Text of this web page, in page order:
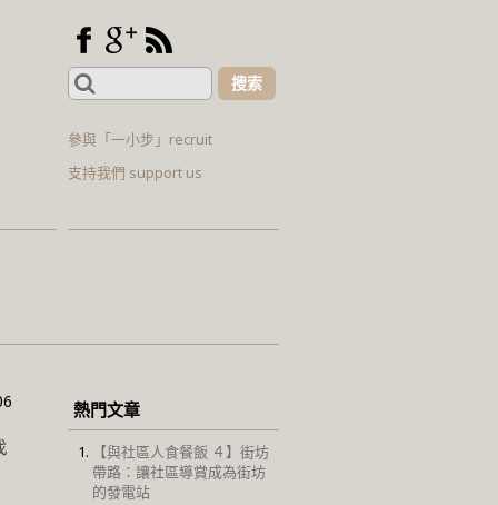
Search
for:
參與「一小步」recruit
支持我們 support us
熱門文章
【與社區人食餐飯 ４】街坊
帶路：讓社區導賞成為街坊
的發電站